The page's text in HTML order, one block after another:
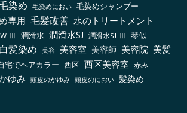
染め 毛染めにおい 毛染めシャンプー
専用 毛髪改善 水のトリートメント
Ⅲ 潤滑水 潤滑水SJ 潤滑水SJ-Ⅲ 琴似
白髪染め 美容 美容室 美容師 美容院 美髪
宅でヘアカラー 西区 西区美容室 赤み
ゆみ 頭皮のかゆみ 頭皮のにおい 髪染め